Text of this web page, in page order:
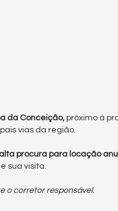
da Conceição, próximo à
vias da região.
procura para locação
sua visita.
o corretor responsável.